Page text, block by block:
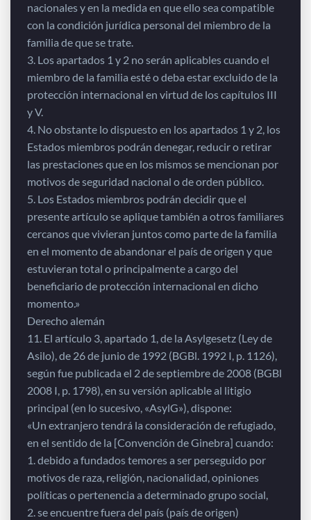
nacionales y en la medida en que ello sea compatible
con la condición jurídica personal del miembro de la
familia de que se trate.
3. Los apartados 1 y 2 no serán aplicables cuando el
miembro de la familia esté o deba estar excluido de la
protección internacional en virtud de los capítulos III
y V.
4. No obstante lo dispuesto en los apartados 1 y 2, los
Estados miembros podrán denegar, reducir o retirar
las prestaciones que en los mismos se mencionan por
motivos de seguridad nacional o de orden público.
5. Los Estados miembros podrán decidir que el
presente artículo se aplique también a otros familiares
cercanos que vivieran juntos como parte de la familia
en el momento de abandonar el país de origen y que
estuvieran total o principalmente a cargo del
beneficiario de protección internacional en dicho
momento.»
Derecho alemán
11. El artículo 3, apartado 1, de la Asylgesetz (Ley de
Asilo), de 26 de junio de 1992 (BGBl. 1992 I, p. 1126),
según fue publicada el 2 de septiembre de 2008 (BGBl
2008 I, p. 1798), en su versión aplicable al litigio
principal (en lo sucesivo, «AsylG»), dispone:
«Un extranjero tendrá la consideración de refugiado,
en el sentido de la [Convención de Ginebra] cuando:
1. debido a fundados temores a ser perseguido por
motivos de raza, religión, nacionalidad, opiniones
políticas o pertenencia a determinado grupo social,
2. se encuentre fuera del país (país de origen)